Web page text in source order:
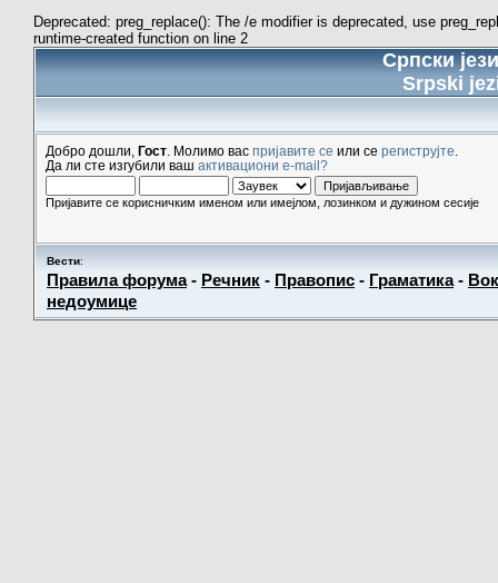
Deprecated: preg_replace(): The /e modifier is deprecated, use
runtime-created function on line 2
Српски
Srpski
Добро дошли, Гост . Молимо вас пријавите се или се региструјте
Да ли сте изгубили ваш активациони e-mail?
Пријавите се корисничким именом или имејлом, лозинком и дужином сесије
Вести:
Правила форума- Речник - Правопис - Граматика-
недоумице